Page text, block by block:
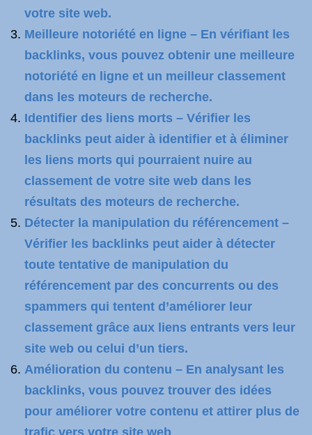
votre site web.
Meilleure notoriété en ligne – En vérifiant les
backlinks, vous pouvez obtenir une meilleure
notoriété en ligne et un meilleur classement
dans les moteurs de recherche.
Identifier des liens morts – Vérifier les
backlinks peut aider à identifier et à éliminer
les liens morts qui pourraient nuire au
classement de votre site web dans les
résultats des moteurs de recherche.
Détecter la manipulation du référencement –
Vérifier les backlinks peut aider à détecter
toute tentative de manipulation du
référencement par des concurrents ou des
spammers qui tentent d’améliorer leur
classement grâce aux liens entrants vers leur
site web ou celui d’un tiers.
Amélioration du contenu – En analysant les
backlinks, vous pouvez trouver des idées
pour améliorer votre contenu et attirer plus de
trafic vers votre site web